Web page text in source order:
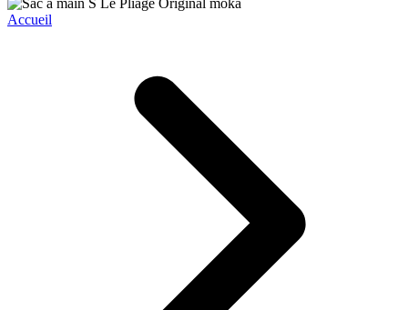
Accueil